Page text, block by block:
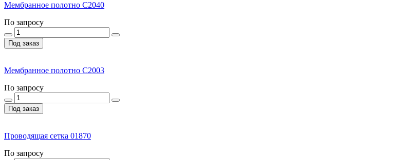
Мембранное полотно С2040
По запросу
Под заказ
Мембранное полотно С2003
По запросу
Под заказ
Проводящая сетка 01870
По запросу